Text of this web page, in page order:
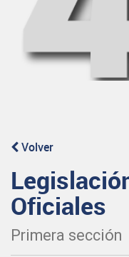
Volver
Oficiales
Primera sección